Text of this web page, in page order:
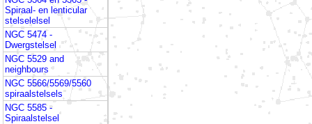
Spiraal- en lenticular
stelselelsel
NGC 5474 -
Dwergstelsel
NGC 5529 and
neighbours
NGC 5566/5569/5560
spiraalstelsels
NGC 5585 -
Spiraalstelsel